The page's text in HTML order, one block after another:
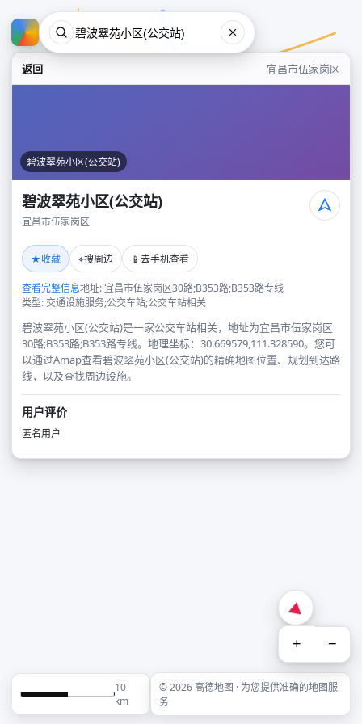
返回 宜昌市伍家岗区
碧波翠苑小区(公交站)
碧波翠苑小区(公交站)
宜昌市伍家岗区
★收藏 ⌖搜周边 📱 去手机查看
查看完整信息地址: 宜昌市伍家岗区30路;B353路;B353路专线
类型: 交通设施服务;公交车站;公交车站相关
碧波翠苑小区(公交站)是一家公交车站相关，地址为宜昌市伍家岗区
30路;B353路;B353路专线。地理坐标：30.669579,111.328590。您可
以通过Amap查看碧波翠苑小区(公交站)的精确地图位置、规划到达路
线，以及查找周边设施。
用户评价
匿名用户
+ −
10
km
© 2026 高德地图 · 为您提供准确的地图服
务